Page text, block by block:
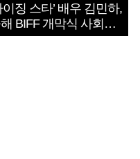
이징 스타’ 배우 김민하,
BIFF 개막식 사회자